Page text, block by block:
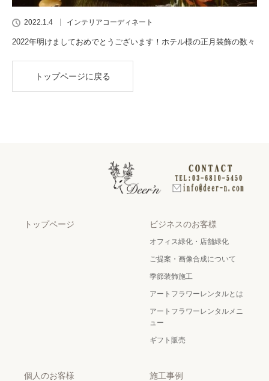
2022.1.4 インテリアコーディネート
2022年明けましておめでとうございます！ホテル様の正月装飾の数々
トップページに戻る
トップページ ビジネスのお客様
オフィス緑化・店舗緑化
ご提案・画像合成について
季節装飾施工
アートフラワーレンタルとは
アートフラワーレンタルメニ
ュー
ギフト販売
個人のお客様 施工事例